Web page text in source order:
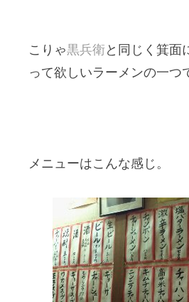
こりゃ黒兵衛と同じく箕面
って欲しいラーメンの一つ
メニューはこんな感じ。